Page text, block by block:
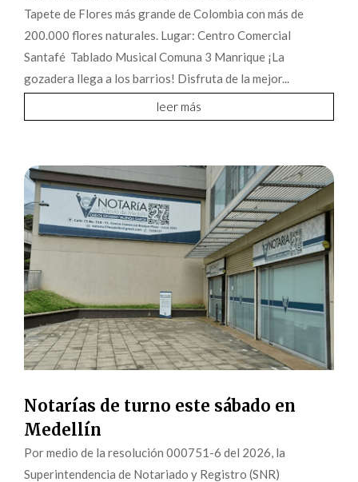
Tapete de Flores más grande de Colombia con más de
200.000 flores naturales. Lugar: Centro Comercial
Santafé Tablado Musical Comuna 3 Manrique ¡La
gozadera llega a los barrios! Disfruta de la mejor...
leer más
Notarías de turno este sábado en
Medellín
Por medio de la resolución 000751-6 del 2026, la
Superintendencia de Notariado y Registro (SNR)